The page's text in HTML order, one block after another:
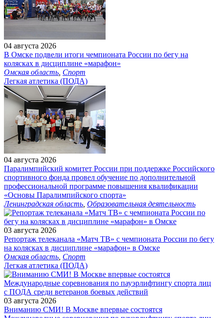
04 августа 2026
В Омске подвели итоги чемпионата России по бегу на
колясках в дисциплине «марафон»
Омская область Спорт
Легкая атлетика (ПОДА)
04 августа 2026
Паралимпийский комитет России при поддержке Российского
спортивного фонда провел обучение по дополнительной
профессиональной программе повышения квалификации
«Основы Паралимпийского спорта»
Ленинградская область Образовательная деятельность
03 августа 2026
Репортаж телеканала «Матч ТВ» с чемпионата России по бегу
на колясках в дисциплине «марафон» в Омске
Омская область Спорт
Легкая атлетика (ПОДА)
03 августа 2026
Вниманию СМИ! В Москве впервые состоятся